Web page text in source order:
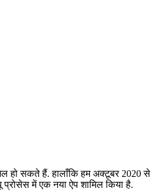
हो सकते हैं. हालाँकि हम अक्टूबर 2020 से
में एक नया ऐप शामिल किया है.